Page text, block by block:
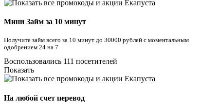
Мини Займ за 10 минут
Получите займ всего за 10 минут до 30000 рублей с моментальным
одобрением 24 на 7
Воспользовались 111 посетителей
Показать
На любой счет перевод